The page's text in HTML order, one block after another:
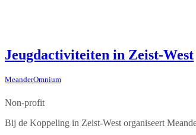
Jeugdactiviteiten in Zeist-West
MeanderOmnium
Non-profit
Bij de Koppeling in Zeist-West organiseert